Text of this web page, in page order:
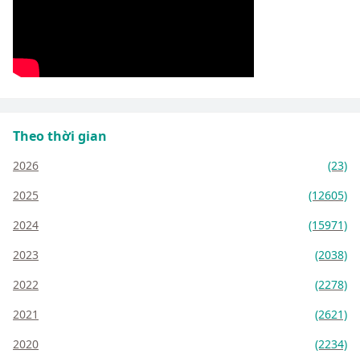
Theo thời gian
2026
(23)
2025
(12605)
2024
(15971)
2023
(2038)
2022
(2278)
2021
(2621)
2020
(2234)